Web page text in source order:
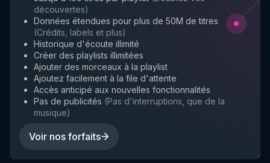
découvertes)
Données étendues pour plus de 50M de titres
(Crédits, labels et plus)
Historique d'écoute illimité
Créer des playlists illimitées
Ajouter des morceaux à la playlist
Ajoutez facilement à la file d'attente
Accès anticipé aux nouvelles fonctionnalités
Pas de publicités (Pas d'interruptions, que de la
musique)
Voir nos forfaits